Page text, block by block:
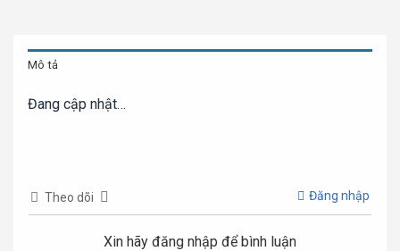
Mô tả
Đang cập nhật…
Theo dõi Đăng nhập
Xin hãy đăng nhập để bình luận